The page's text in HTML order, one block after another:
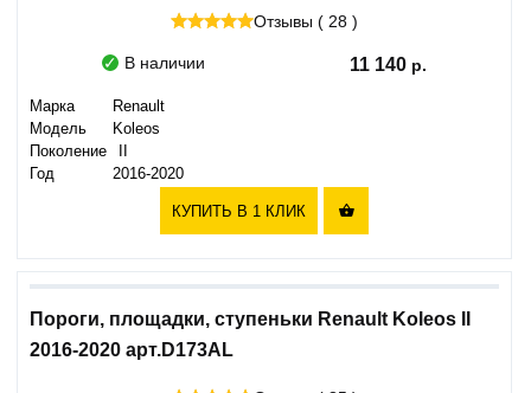
Отзывы ( 28 )
В наличии 11 140
Марка
Renault
Модель
Koleos
Поколение
Год
2016-2020
КУПИТЬ В 1 КЛИК 
Пороги, площадки, ступеньки Renault Koleos II
2016-2020 арт.D173AL